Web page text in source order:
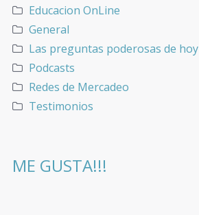
Educacion OnLine
General
Las preguntas poderosas de hoy
Podcasts
Redes de Mercadeo
Testimonios
ME GUSTA!!!